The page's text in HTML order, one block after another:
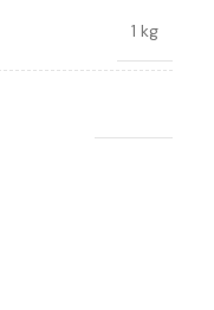
1 kg